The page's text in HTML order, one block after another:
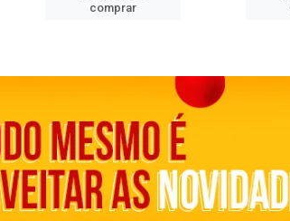
comprar